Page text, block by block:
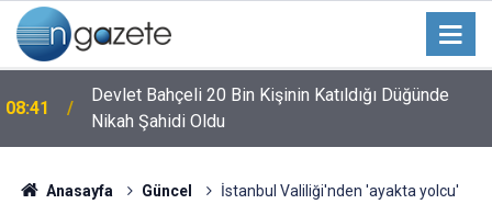
08:41
Devlet Bahçeli 20 Bin Kişinin Katıldığı Düğünde
Nikah Şahidi Oldu
Anasayfa Güncel
İstanbul Valiliği'nden 'ayakta yolcu'